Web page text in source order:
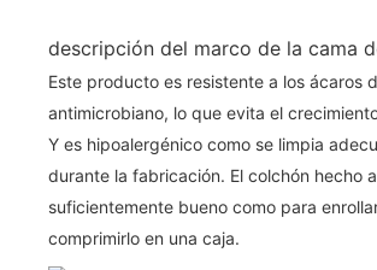
descripción del marco de la cama
Este producto es resistente a los ácaros
antimicrobiano, lo que evita el
Y es hipoalergénico como se limpia
durante la fabricación. El colchón hecho
suficientemente bueno como para
comprimirlo en una caja.